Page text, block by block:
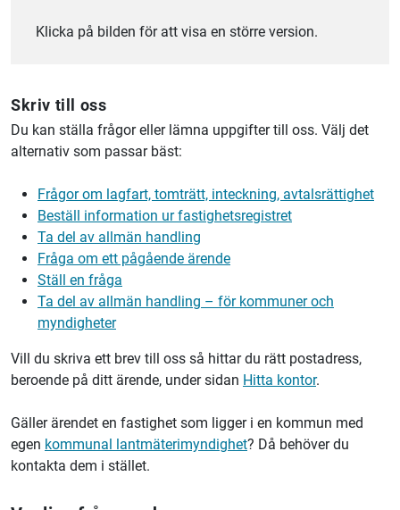
Klicka på bilden för att visa en större version.
Skriv till oss
Du kan ställa frågor eller lämna uppgifter till oss. Välj det
alternativ som passar bäst:
Frågor om lagfart, tomträtt, inteckning, avtalsrättighet
Beställ information ur fastighetsregistret
Ta del av allmän handling
Fråga om ett pågående ärende
Ställ en fråga
Ta del av allmän handling – för kommuner och
myndigheter
Vill du skriva ett brev till oss så hittar du rätt postadress,
beroende på ditt ärende, under sidan Hitta kontor.
Gäller ärendet en fastighet som ligger i en kommun med
egen kommunal lantmäterimyndighet? Då behöver du
kontakta dem i stället.